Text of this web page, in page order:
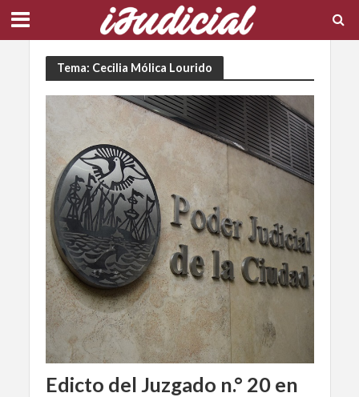
Tema: Cecilia Mólica Lourido
Edicto del Juzgado n.° 20 en